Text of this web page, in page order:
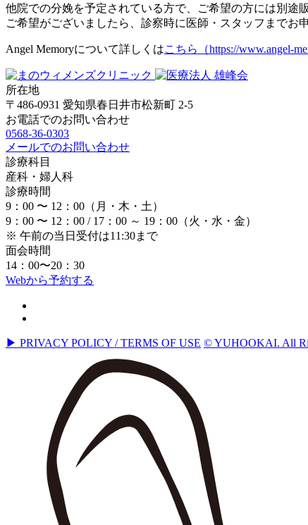
他院での分娩を予定されている方で、ご希望の方には別途
ご希望がございましたら、診察時に医師・スタッフまでお
Angel Memoryについて詳しくはこちら（https://www.angel-
所在地
〒486-0931 愛知県春日井市松新町 2-5
お電話でのお問い合わせ
0568-36-0303
メールでのお問い合わせ
診療科目
産科・婦人科
診療時間
9：00 〜 12：00（月・木・土）
9：00 〜 12：00 / 17：00 ～ 19：00（火・水・金）
※ 午前の当日受付は11:30まで
面会時間
14：00〜20：30
Webから予約する
▶ PRIVACY POLICY / TERMS OF USE © YUHOOKAI. All